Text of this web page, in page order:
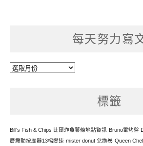
每天努力寫
每
標籤
Bill's Fish & Chips 比爾炸魚薯條地點資訊 Bruno電烤盤
層震動按摩器13檔變速 mister donut 兌換卷 Queen